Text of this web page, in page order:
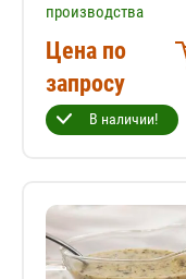
производства
Цена по
запросу
В наличии!